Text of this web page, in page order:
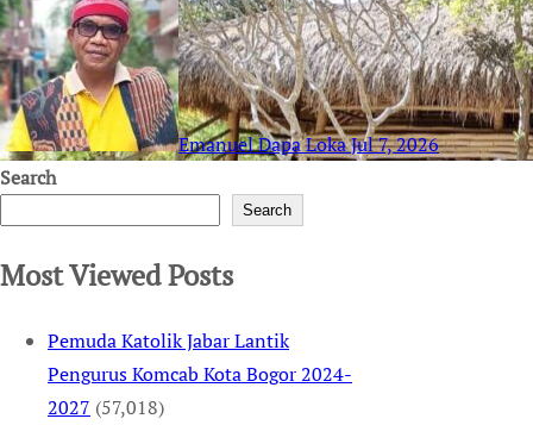
Emanuel Dapa LokaJul 7, 2026
Search
Search
Most Viewed Posts
Pemuda Katolik Jabar Lantik
Pengurus Komcab Kota Bogor 2024-
2027 (57,018)